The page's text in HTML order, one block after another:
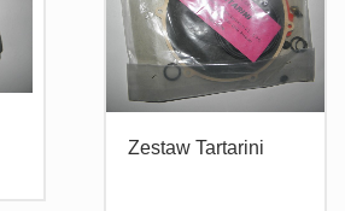
Zestaw Tartarini